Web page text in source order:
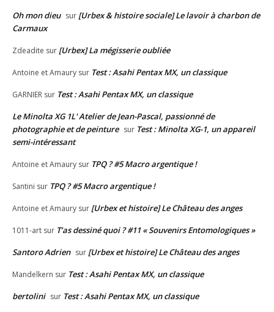
Oh mon dieu sur [Urbex & histoire sociale] Le lavoir à charbon de
Carmaux
Zdeadite sur [Urbex] La mégisserie oubliée
Antoine et Amaury sur Test : Asahi Pentax MX, un classique
GARNIER sur Test : Asahi Pentax MX, un classique
Le Minolta XG 1L' Atelier de Jean-Pascal, passionné de
photographie et de peinture sur Test : Minolta XG-1, un appareil
semi-intéressant
Antoine et Amaury sur TPQ ? #5 Macro argentique !
Santini sur TPQ ? #5 Macro argentique !
Antoine et Amaury sur [Urbex et histoire] Le Château des anges
1011-art sur T’as dessiné quoi ? #11 « Souvenirs Entomologiques »
Santoro Adrien sur [Urbex et histoire] Le Château des anges
Mandelkern sur Test : Asahi Pentax MX, un classique
bertolini sur Test : Asahi Pentax MX, un classique